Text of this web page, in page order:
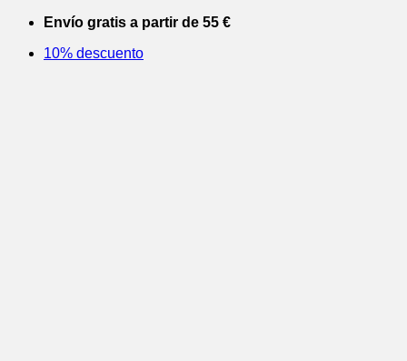
Saltar
contenido
Envío gratis a partir de 55 €
10% descuento